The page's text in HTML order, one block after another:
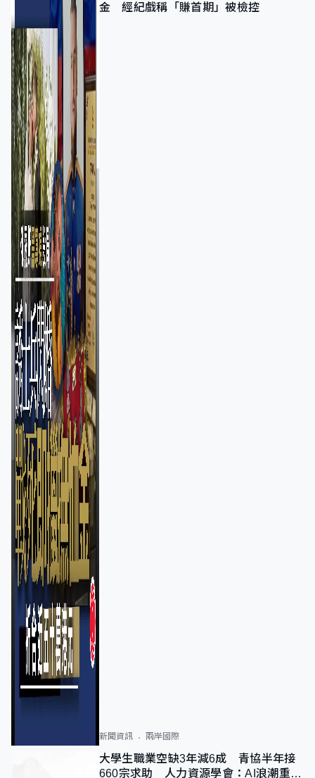
金 經紀戲稱「賺首期」被檢控
新聞資訊 兩岸國際
大學生職業空缺3年減6成 青協半年接
660宗求助 人力資源學會：AI浪潮重整